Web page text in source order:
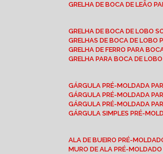
GRELHA DE BOCA DE LEÃO
GRELHA DE BOCA DE LOBO
GRELHAS DE BOCA DE
GRELHA DE FERRO PARA
GRELHA PARA BOCA DE LOBO
GÁRGULA PRÉ-MOLDADA
GÁRGULA PRÉ-MOLDADA
GÁRGULA PRÉ-MOLDADA
GÁRGULA SIMPLES PRÉ-
ALA DE BUEIRO PRÉ-
MURO DE ALA PRÉ-